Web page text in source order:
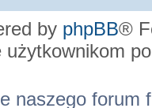
by phpBB®
użytkownikom
naszego